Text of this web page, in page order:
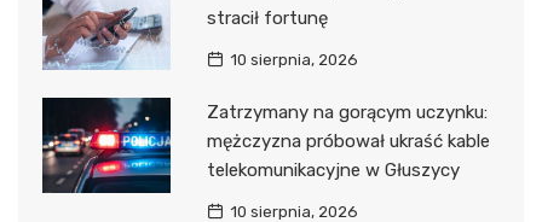
stracił fortunę
10 sierpnia, 2026
Zatrzymany na gorącym uczynku:
mężczyzna próbował ukraść kable
telekomunikacyjne w Głuszycy
10 sierpnia, 2026